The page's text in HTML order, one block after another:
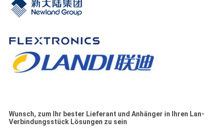
Wunsch, zum Ihr bester Lieferant und Anhänger in Ihren Lan-
Verbindungsstück Lösungen zu sein